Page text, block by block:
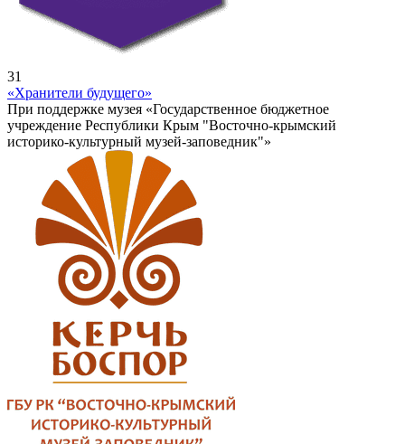
31
«Хранители будущего»
При поддержке музея «Государственное бюджетное
учреждение Республики Крым "Восточно-крымский
историко-культурный музей-заповедник"»